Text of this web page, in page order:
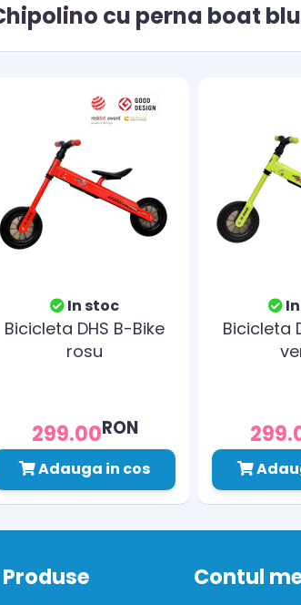
cu perna boat
In stoc
Bicicleta DHS B-Bike
rosu
299.00RON
Adauga in cos
Bicicleta
Produse Contul